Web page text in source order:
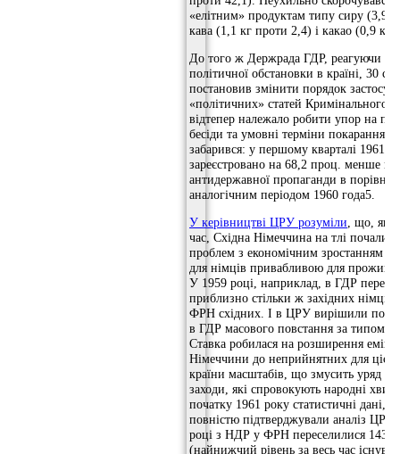
«елітним» продуктам типу сиру (3,9
кава (1,1 кг проти 2,4) і какао (0,9 кг
До того ж Держрада ГДР, реагуючи
політичної обстановки в країні, 30
постановив змінити порядок
«політичних» статей Кримінального
відтепер належало робити упор на
бесіди та умовні терміни покарання.
забарився: у першому кварталі 1961
зареєстровано на 68,2 проц. менше
антидержавної пропаганди в
аналогічним періодом 1960 года5.
У керівництві ЦРУ розуміли, що,
час, Східна Німеччина на тлі
проблем з економічним зростанням
для німців привабливою для
У 1959 році, наприклад, в ГДР
приблизно стільки ж західних німців,
ФРН східних. І в ЦРУ вирішили
в ГДР масового повстання за типом
Ставка робилася на розширення
Німеччини до неприйнятних для цієї
країни масштабів, що змусить уряд
заходи, які спровокують народні
початку 1961 року статистичні дані,
повністю підтверджували аналіз
році з НДР у ФРН переселилися 143
(найнижчий рівень за весь час